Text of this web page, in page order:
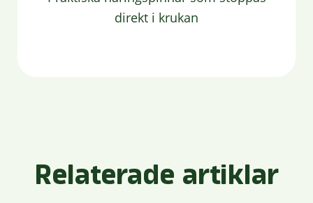
direkt i krukan
Relaterade artiklar